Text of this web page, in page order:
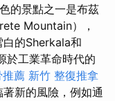
的景點之一是布茲
Mountain），
白的Sherkala和
於工業革命時代的
推薦 新竹 整復推拿
新的風險，例如通